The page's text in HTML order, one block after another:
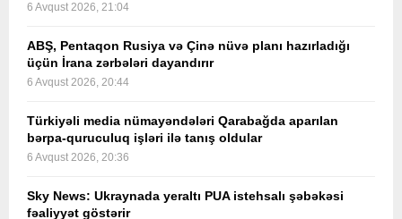
6 Avqust 2026, 21:04
ABŞ, Pentaqon Rusiya və Çinə nüvə planı hazırladığı
üçün İrana zərbələri dayandırır
6 Avqust 2026, 20:44
Türkiyəli media nümayəndələri Qarabağda aparılan
bərpa-quruculuq işləri ilə tanış oldular
6 Avqust 2026, 20:36
Sky News: Ukraynada yeraltı PUA istehsalı şəbəkəsi
fəaliyyət göstərir